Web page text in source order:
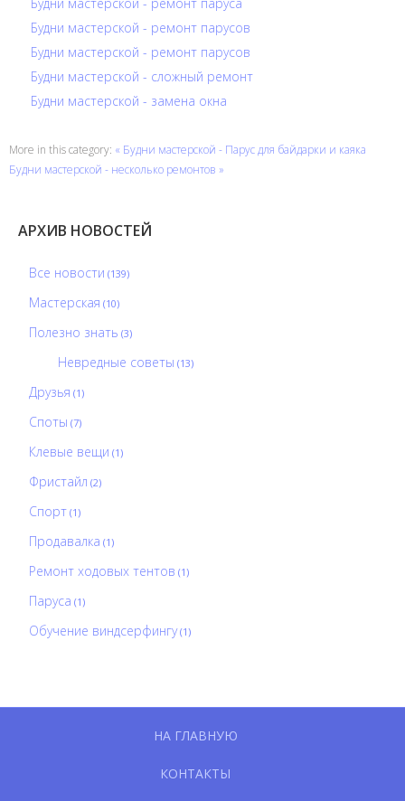
Будни мастерской - ремонт парусов
Будни мастерской - ремонт парусов
Будни мастерской - сложный ремонт
Будни мастерской - замена окна
More in this category: « Будни мастерской - Парус для байдарки и каяка
Будни мастерской - несколько ремонтов »
АРХИВ НОВОСТЕЙ
Все новости (139)
Мастерская (10)
Полезно знать (3)
Невредные советы (13)
Друзья (1)
Споты (7)
Клевые вещи (1)
Фристайл (2)
Спорт (1)
Продавалка (1)
Ремонт ходовых тентов (1)
Паруса (1)
Обучение виндсерфингу(1)
НА ГЛАВНУЮ
КОНТАКТЫ